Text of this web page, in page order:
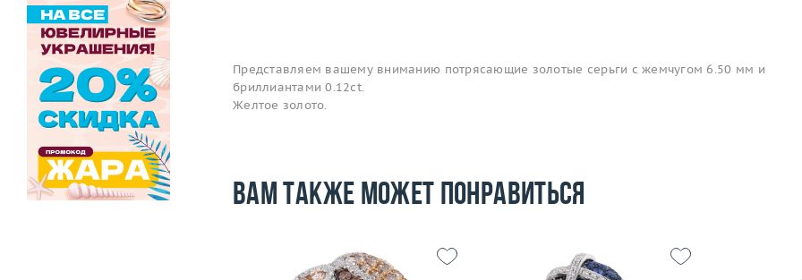
Представляем вашему вниманию потрясающие золотые серьги с жемчугом 6.50 мм и
бриллиантами 0.12ct.
Желтое золото.
Вам также может понравиться